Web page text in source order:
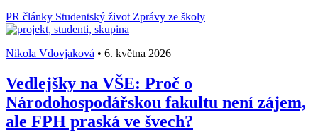
PR články Studentský život Zprávy ze školy
Nikola Vdovjaková • 6. května 2026
Vedlejšky na VŠE: Proč o
Národohospodářskou fakultu není zájem,
ale FPH praská ve švech?